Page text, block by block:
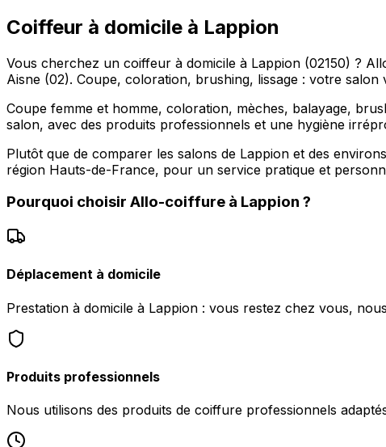
Coiffeur à domicile à Lappion
Vous cherchez un coiffeur à domicile à Lappion (02150) ?
Aisne (02). Coupe, coloration, brushing, lissage : votre
Coupe femme et homme, coloration, mèches, balayage,
salon, avec des produits professionnels et une hygiène
Plutôt que de comparer les salons de Lappion et des
région Hauts-de-France, pour un service pratique et
Pourquoi choisir Allo-coiffure à Lappion ?
Déplacement à domicile
Prestation à domicile à Lappion : vous restez chez vous,
Produits professionnels
Nous utilisons des produits de coiffure professionnels